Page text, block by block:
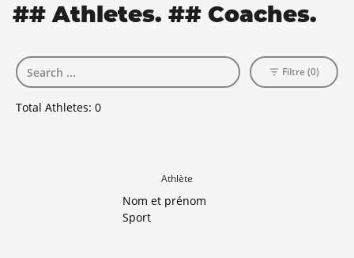
## Athletes. ## Coaches.
Total Athletes: 0
Filtre (0)
Athlète
Nom et prénom
Sport